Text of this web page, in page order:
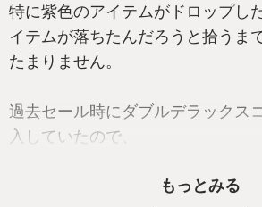
特に紫色のアイテムがドロップし
イテムが落ちたんだろうと拾うま
たまりません。
過去セール時にダブルデラックス
入していたので、
もっとみる